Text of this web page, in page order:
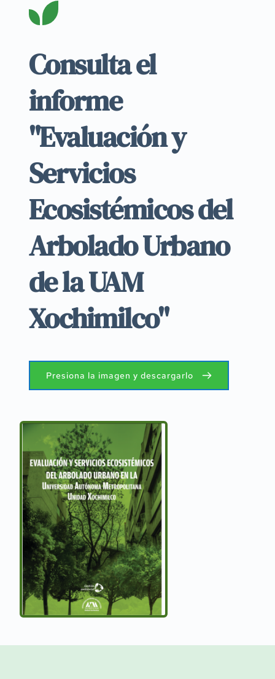
Consulta el
informe
"Evaluación y
Servicios
Ecosistémicos del
Arbolado Urbano
de la UAM
Xochimilco"
Presiona la imagen y descargarlo